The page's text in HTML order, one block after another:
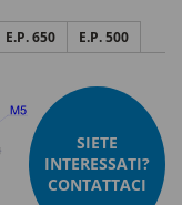
E.P. 650 E.P. 500
SIETE
INTERESSATI?
CONTATTACI